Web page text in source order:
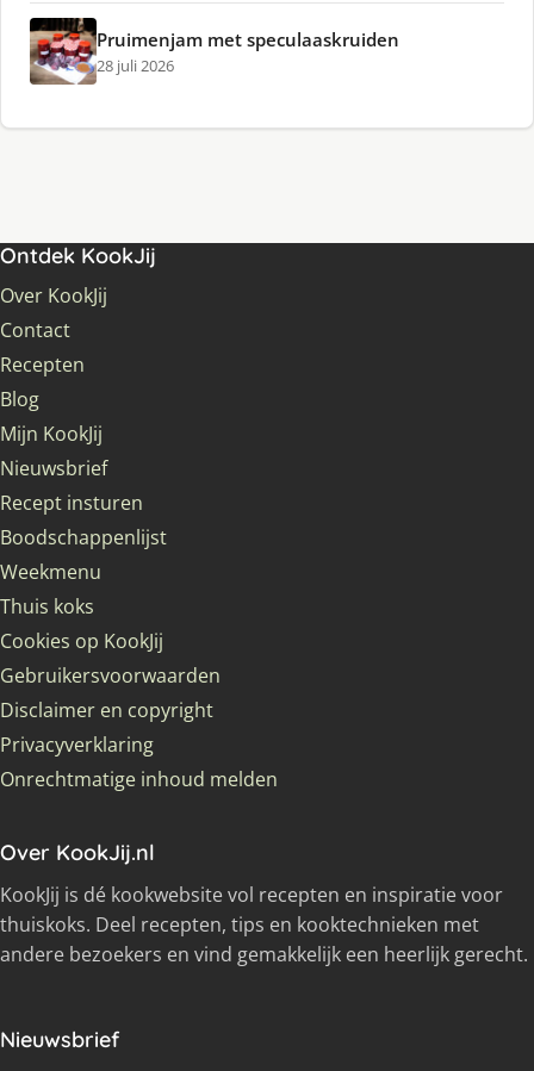
Pruimenjam met speculaaskruiden
28 juli 2026
Ontdek KookJij
Over KookJij
Contact
Recepten
Blog
Mijn KookJij
Nieuwsbrief
Recept insturen
Boodschappenlijst
Weekmenu
Thuis koks
Cookies op KookJij
Gebruikersvoorwaarden
Disclaimer en copyright
Privacyverklaring
Onrechtmatige inhoud melden
Over KookJij.nl
KookJij is dé kookwebsite vol recepten en inspiratie voor
thuiskoks. Deel recepten, tips en kooktechnieken met
andere bezoekers en vind gemakkelijk een heerlijk gerecht.
Nieuwsbrief